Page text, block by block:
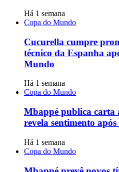
Há 1 semana
Copa do Mundo
Cucurella cumpre
técnico da Espanha
Mundo
Há 1 semana
Copa do Mundo
Mbappé publica carta
revela sentimento
Há 1 semana
Copa do Mundo